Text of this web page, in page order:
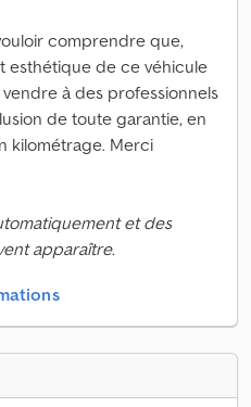
comprendre que,
esthétique de ce véhicule
à des professionnels
de toute garantie, en
kilométrage. Merci
et des
apparaître.